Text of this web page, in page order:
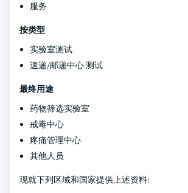
服务
按类型
实验室测试
速递/邮递中心 测试
最终用途
药物筛选实验室
戒毒中心
疼痛管理中心
其他人员
现就下列区域和国家提供上述资料: